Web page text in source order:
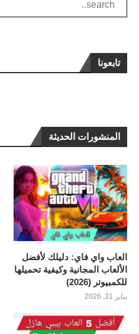
تابعونا
المنشورات الحديثة
العاب واي فاي: دليلك لأفضل
الألعاب المجانية وكيفية تحميلها
للكمبيوتر (2026)
يناير 31, 2026